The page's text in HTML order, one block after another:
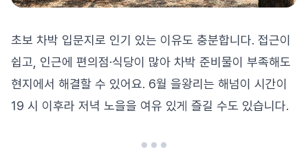
초보 차박 입문지로 인기 있는 이유도 충분합니다. 접근이
쉽고, 인근에 편의점·식당이 많아 차박 준비물이 부족해도
현지에서 해결할 수 있어요. 6월 을왕리는 해넘이 시간이
19 시 이후라 저녁 노을을 여유 있게 즐길 수도 있습니다.